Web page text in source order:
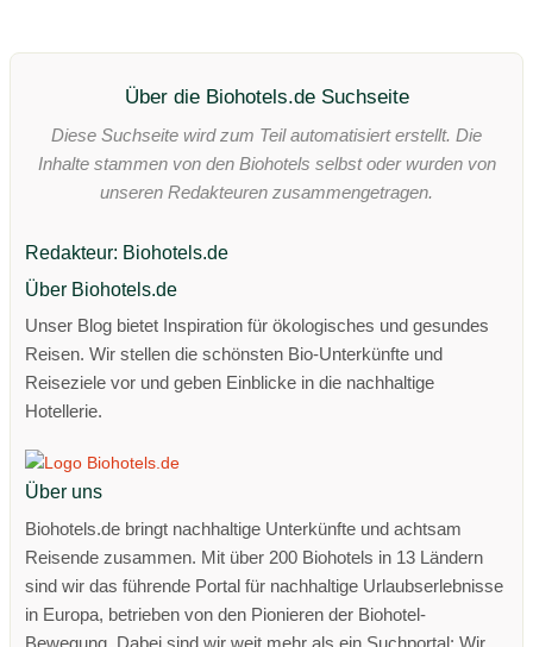
Über die Biohotels.de Suchseite
Diese Suchseite wird zum Teil automatisiert erstellt. Die
Inhalte stammen von den Biohotels selbst oder wurden von
unseren Redakteuren zusammengetragen.
Redakteur: Biohotels.de
Über Biohotels.de
Unser Blog bietet Inspiration für ökologisches und gesundes
Reisen. Wir stellen die schönsten Bio-Unterkünfte und
Reiseziele vor und geben Einblicke in die nachhaltige
Hotellerie.
Über uns
Biohotels.de bringt nachhaltige Unterkünfte und achtsam
Reisende zusammen. Mit über 200 Biohotels in 13 Ländern
sind wir das führende Portal für nachhaltige Urlaubserlebnisse
in Europa, betrieben von den Pionieren der Biohotel-
Bewegung. Dabei sind wir weit mehr als ein Suchportal: Wir